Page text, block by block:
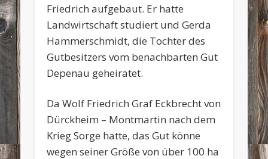
Friedrich aufgebaut. Er hatte
Landwirtschaft studiert und Gerda
Hammerschmidt, die Tochter des
Gutbesitzers vom benachbarten Gut
Depenau geheiratet.
Da Wolf Friedrich Graf Eckbrecht von
Dürckheim – Montmartin nach dem
Krieg Sorge hatte, das Gut könne
wegen seiner Größe von über 100 ha